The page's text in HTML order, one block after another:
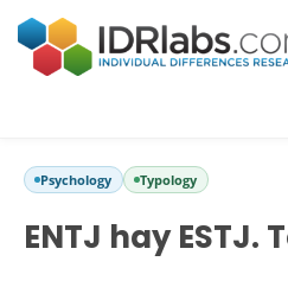
Psychology Typology
ENTJ hay ESTJ.